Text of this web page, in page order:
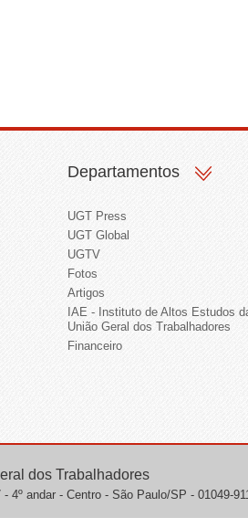
Departamentos
UGT Press
UGT Global
UGTV
Fotos
Artigos
IAE - Instituto de Altos Estudos
União Geral dos Trabalhadores
Financeiro
dos Trabalhadores
4º andar - Centro - São Paulo/SP - 01049-